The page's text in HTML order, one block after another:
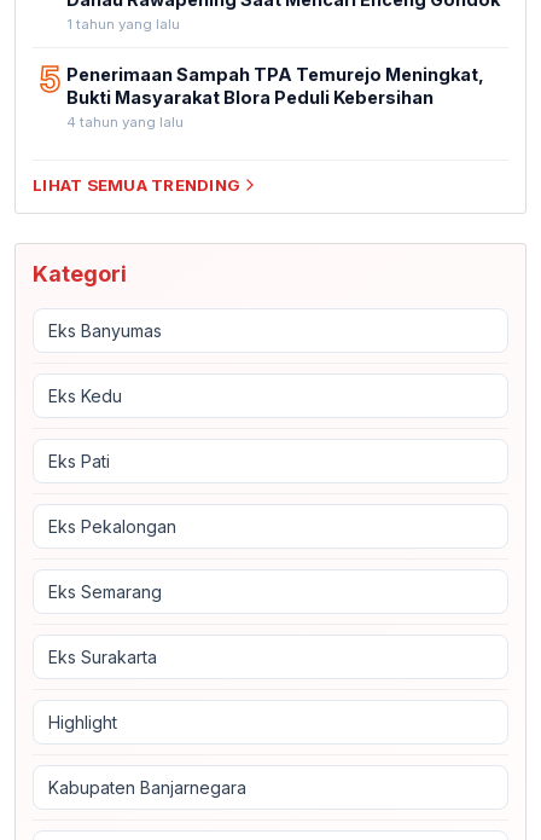
1 tahun yang lalu
5 Penerimaan Sampah TPA Temurejo Meningkat,
Bukti Masyarakat Blora Peduli Kebersihan
4 tahun yang lalu
LIHAT SEMUA TRENDING
Kategori
Eks Banyumas
Eks Kedu
Eks Pati
Eks Pekalongan
Eks Semarang
Eks Surakarta
Highlight
Kabupaten Banjarnegara